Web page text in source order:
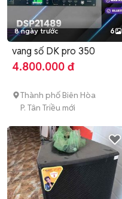
8 ngày trước 6
vang số DK pro 350
4.800.000 đ
Thành phố Biên Hòa
P. Tân Triều mới